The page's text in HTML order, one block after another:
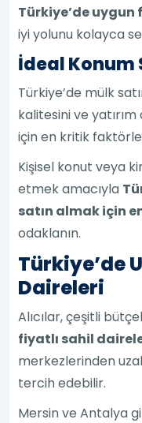
Türkiye’de uygun
iyi yolunu kolayca
İdeal Konum
Türkiye’de mülk
kalitesini ve
için en kritik
Kişisel konut veya
etmek amacıyla
satın almak için
odaklanın.
Türkiye’de
Daireleri
Alıcılar, çeşitli
fiyatlı sahil
merkezlerinden
tercih edebilir.
Mersin ve Antalya